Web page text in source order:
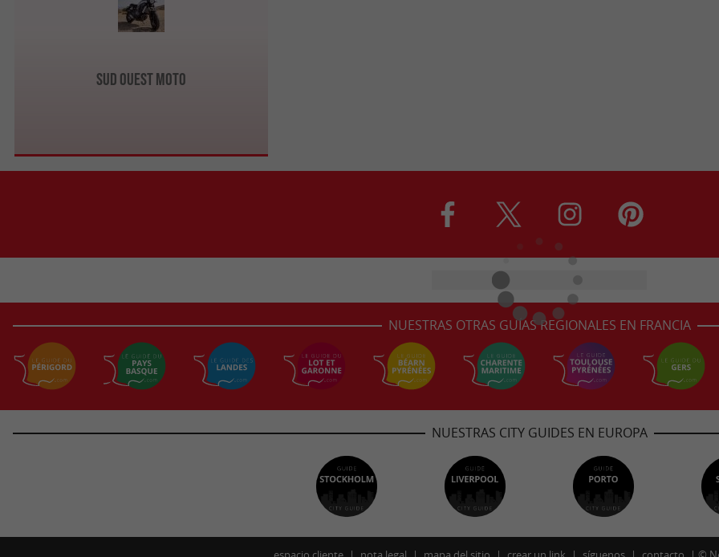
Sud Ouest Moto
NUESTRAS OTRAS GUÍAS REGIONALES EN FRANCIA
NUESTRAS CITY GUIDES EN EUROPA